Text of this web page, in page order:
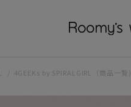
4GEEKs by SPIRALGIRL（商品一覧)